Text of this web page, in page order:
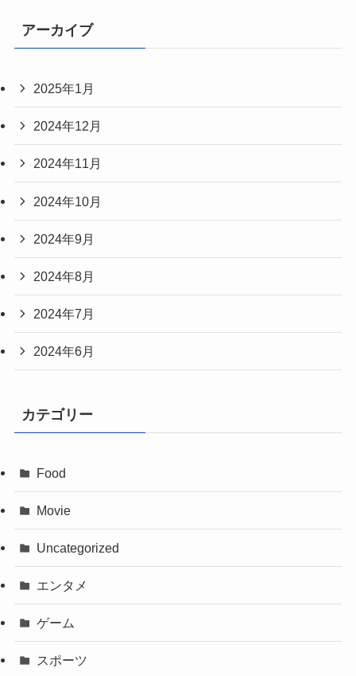
アーカイブ
2025年1月
2024年12月
2024年11月
2024年10月
2024年9月
2024年8月
2024年7月
2024年6月
カテゴリー
Food
Movie
Uncategorized
エンタメ
ゲーム
スポーツ